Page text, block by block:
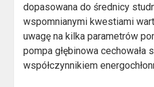
dopasowana do średnicy
wspomnianymi kwestiami
uwagę na kilka parametrów
pompa głębinowa cechowała
współczynnikiem